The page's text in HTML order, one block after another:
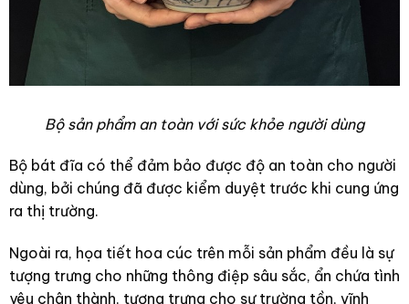
Bộ sản phẩm an toàn với sức khỏe người dùng
Bộ bát đĩa có thể đảm bảo được độ an toàn cho người
dùng, bởi chúng đã được kiểm duyệt trước khi cung ứng
ra thị trường.
Ngoài ra, họa tiết hoa cúc trên mỗi sản phẩm đều là sự
tượng trưng cho những thông điệp sâu sắc, ẩn chứa tình
yêu chân thành, tượng trưng cho sự trường tồn, vĩnh